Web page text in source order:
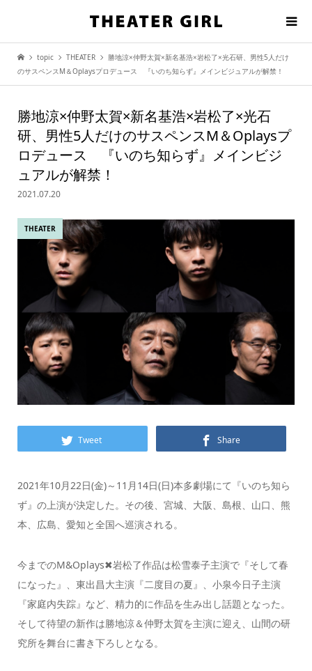
topic THEATER
勝地涼×仲野太賀×新名基浩×岩松了×光石研、男性5人だけ
のサスペンスM＆Oplaysプロデュース 『いのち知らず』メインビジュアルが解禁！
勝地涼×仲野太賀×新名基浩×岩松了×光石
研、男性5人だけのサスペンスM＆Oplaysプ
ロデュース 『いのち知らず』メインビジ
ュアルが解禁！
2021.07.20
THEATER
Tweet Share
2021年10月22日(金)～11月14日(日)本多劇場にて『いのち知ら
ず』の上演が決定した。その後、宮城、大阪、島根、山口、熊
本、広島、愛知と全国へ巡演される。
今までのM&Oplays✖岩松了作品は松雪泰子主演で『そして春
になった』、東出昌大主演『二度目の夏』、小泉今日子主演
『家庭内失踪』など、精力的に作品を生み出し話題となった。
そして待望の新作は勝地涼＆仲野太賀を主演に迎え、山間の研
究所を舞台に書き下ろしとなる。